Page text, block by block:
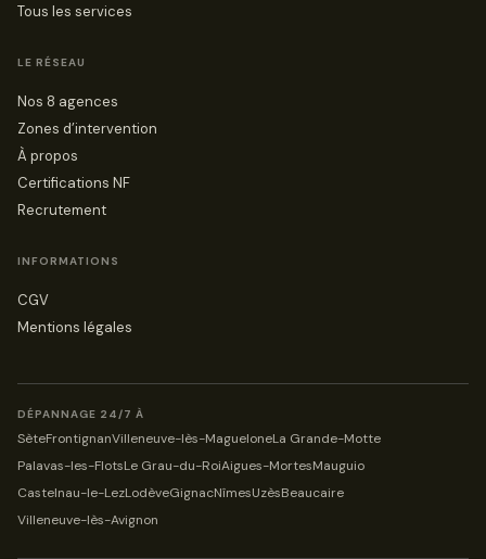
Tous les services
LE RÉSEAU
Nos 8 agences
Zones d’intervention
À propos
Certifications NF
Recrutement
INFORMATIONS
CGV
Mentions légales
DÉPANNAGE 24/7 À
SèteFrontignanVilleneuve-lès-MagueloneLa Grande-Motte
Palavas-les-FlotsLe Grau-du-RoiAigues-MortesMauguio
Castelnau-le-LezLodèveGignacNîmesUzèsBeaucaire
Villeneuve-lès-Avignon